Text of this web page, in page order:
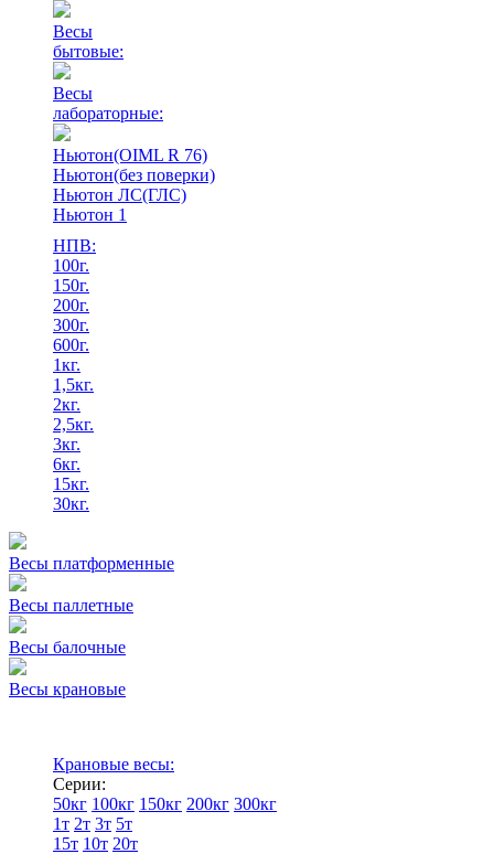
Весы
бытовые:
Весы
лабораторные:
Ньютон(OIML R 76)
Ньютон(без поверки)
Ньютон ЛС(ГЛС)
Ньютон 1
НПВ:
100г.
150г.
200г.
300г.
600г.
1кг.
1,5кг.
2кг.
2,5кг.
3кг.
6кг.
15кг.
30кг.
Весы платформенные
Весы паллетные
Весы балочные
Весы крановые
Крановые весы:
Серии:
50кг 100кг 150кг 200кг 300кг
1т 2т 3т 5т
15т 10т 20т